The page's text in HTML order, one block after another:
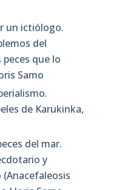
un ictiólogo.
del
que lo
Samo
de Karukinka,
del mar.
y